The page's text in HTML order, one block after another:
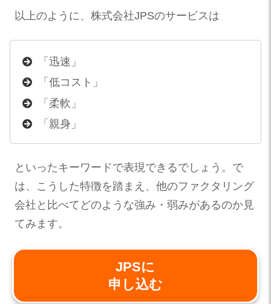
以上のように、株式会社JPSのサービスは
「迅速」
「低コスト」
「柔軟」
「親身」
といったキーワードで表現できるでしょう。で
は、こうした特徴を踏まえ、他のファクタリング
会社と比べてどのような強み・弱みがあるのか見
てみます。
JPSに
申し込む